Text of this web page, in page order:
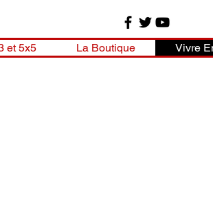
et 5x5 La Boutique Vivre